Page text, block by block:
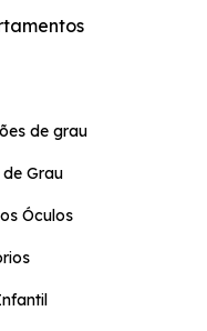
de grau
Grau
Óculos